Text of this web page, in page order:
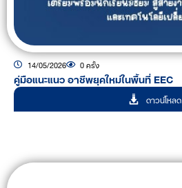
14/05/2026 0 ครั้ง
คู่มือแนะแนว อาชีพยุคใหม่ในพื้นที่ EEC
ดาวน์โหลด